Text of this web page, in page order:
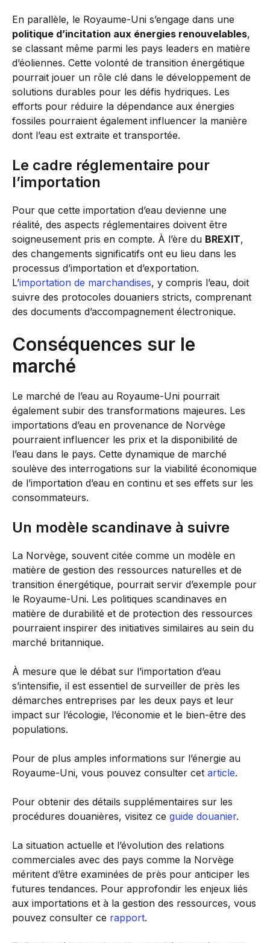
En parallèle, le Royaume-Uni s’engage dans une
politique d’incitation aux énergies renouvelables,
se classant même parmi les pays leaders en matière
d’éoliennes. Cette volonté de transition énergétique
pourrait jouer un rôle clé dans le développement de
solutions durables pour les défis hydriques. Les
efforts pour réduire la dépendance aux énergies
fossiles pourraient également influencer la manière
dont l’eau est extraite et transportée.
Le cadre réglementaire pour
l’importation
Pour que cette importation d’eau devienne une
réalité, des aspects réglementaires doivent être
soigneusement pris en compte. À l’ère du BREXIT,
des changements significatifs ont eu lieu dans les
processus d’importation et d’exportation.
L’importation de marchandises, y compris l’eau, doit
suivre des protocoles douaniers stricts, comprenant
des documents d’accompagnement électronique.
Conséquences sur le
marché
Le marché de l’eau au Royaume-Uni pourrait
également subir des transformations majeures. Les
importations d’eau en provenance de Norvège
pourraient influencer les prix et la disponibilité de
l’eau dans le pays. Cette dynamique de marché
soulève des interrogations sur la viabilité économique
de l’importation d’eau en continu et ses effets sur les
consommateurs.
Un modèle scandinave à suivre
La Norvège, souvent citée comme un modèle en
matière de gestion des ressources naturelles et de
transition énergétique, pourrait servir d’exemple pour
le Royaume-Uni. Les politiques scandinaves en
matière de durabilité et de protection des ressources
pourraient inspirer des initiatives similaires au sein du
marché britannique.
À mesure que le débat sur l’importation d’eau
s’intensifie, il est essentiel de surveiller de près les
démarches entreprises par les deux pays et leur
impact sur l’écologie, l’économie et le bien-être des
populations.
Pour de plus amples informations sur l’énergie au
Royaume-Uni, vous pouvez consulter cet article.
Pour obtenir des détails supplémentaires sur les
procédures douanières, visitez ce guide douanier.
La situation actuelle et l’évolution des relations
commerciales avec des pays comme la Norvège
méritent d’être examinées de près pour anticiper les
futures tendances. Pour approfondir les enjeux liés
aux importations et à la gestion des ressources, vous
pouvez consulter ce rapport.